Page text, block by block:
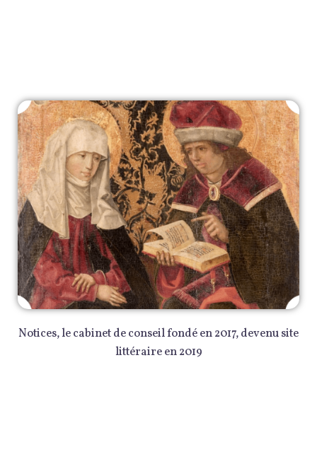
Notices, le cabinet de conseil fondé en 2017, devenu site
littéraire en 2019